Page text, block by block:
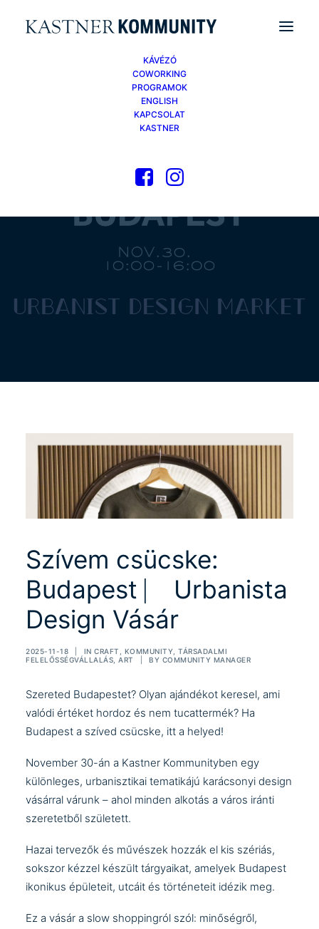
KÁVÉZÓ
COWORKING
PROGRAMOK
ENGLISH
KAPCSOLAT
KASTNER
Szívem csücske:
Budapest ⎸ Urbanista
Design Vásár
2025-11-18 IN CRAFT KOMMUNITY TÁRSADALMI
FELELŐSSÉGVÁLLALÁS ART BY COMMUNITY MANAGER
Szereted Budapestet? Olyan ajándékot keresel, ami
valódi értéket hordoz és nem tucattermék? Ha
Budapest a szíved csücske, itt a helyed!
November 30-án a Kastner Kommunityben egy
különleges, urbanisztikai tematikájú karácsonyi design
vásárral várunk – ahol minden alkotás a város iránti
szeretetből született.
Hazai tervezők és művészek hozzák el kis szériás,
sokszor kézzel készült tárgyaikat, amelyek Budapest
ikonikus épületeit, utcáit és történeteit idézik meg.
Ez a vásár a slow shoppingról szól: minőségről,